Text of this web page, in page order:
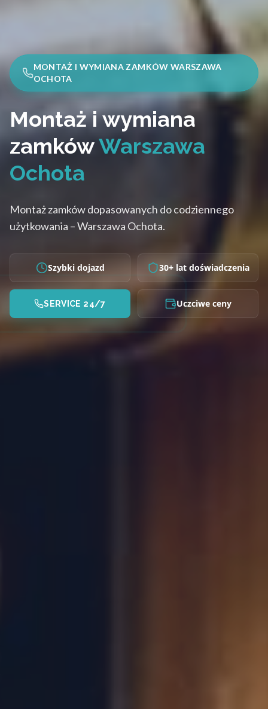
MONTAŻ I WYMIANA ZAMKÓW WARSZAWA
OCHOTA
Montaż i wymiana
zamkówWarszawa
Ochota
Montaż zamków dopasowanych do codziennego
użytkowania – Warszawa Ochota.
Szybki dojazd 30+ lat doświadczenia
SERVICE 24/7 Uczciwe ceny